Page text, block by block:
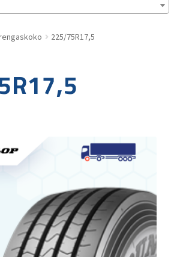
225/75R17,5